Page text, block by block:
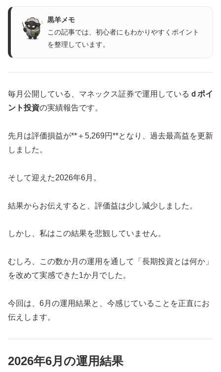
黒羊メモ
この記事では、初心者にもわかりやすくポイント
を整理しています。
毎月公開している、マネックス証券で運用している ｄポイ
ント投資の実績報告です。
先月は評価損益が**＋5,269円**となり、過去最高益を更新
しました。
そして迎えた2026年6月。
結果からお伝えすると、評価益は少し減少しました。
しかし、私はこの結果を悲観していません。
むしろ、この数か月の運用を通して「長期投資とは何か」
を改めて実感できた1か月でした。
今回は、6月の運用結果と、今感じていることを正直にお
伝えします。
2026年6月の運用結果